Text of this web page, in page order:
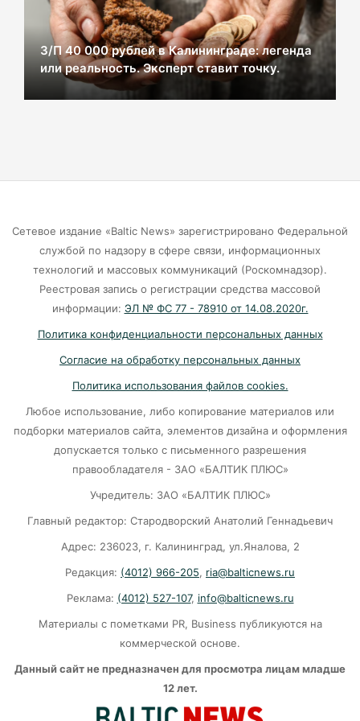
07-08-2026
В Калининграде из-за ямочного ремонта на К.
Маркса гибнут липы
подталкивает к депрессии
Калининград и Москва объединяются ради
07-08-2026
Убийцу участника СВО в Балтийске посадили
В Калининграде «КамАЗ» сбил скутериста
07-08-2026
Губернатор объяснил, откуда берутся пустые
колонки на заправках в Калининграде
06-08-2026
«Губернатор против ям»: Беспрозванных
требует перекроить график ремонта дорог
06-08-2026
Литва ждёт атак украинских дронов
З/П 40 000 рублей в Калининграде: легенда
или реальность. Эксперт ставит точку.
Сетевое издание «Baltic News» зарегистрировано Федеральной
службой по надзору в сфере связи, информационных
технологий и массовых коммуникаций (Роскомнадзор).
Реестровая запись о регистрации средства массовой
информации: ЭЛ № ФС 77 - 78910 от 14.08.2020г.
Политика конфиденциальности персональных данных
Согласие на обработку персональных данных
Политика использования файлов cookies.
Любое использование, либо копирование материалов или
подборки материалов сайта, элементов дизайна и оформления
допускается только с письменного разрешения
правообладателя - ЗАО «БАЛТИК ПЛЮС»
Учредитель: ЗАО «БАЛТИК ПЛЮС»
Главный редактор: Стародворский Анатолий Геннадьевич
Адрес: 236023, г. Калининград, ул.Яналова, 2
Редакция: (4012) 966-205, ria@balticnews.ru
Реклама: (4012) 527-107, info@balticnews.ru
Материалы с пометками PR, Business публикуются на
коммерческой основе.
Данный сайт не предназначен для просмотра лицам младше
12 лет.